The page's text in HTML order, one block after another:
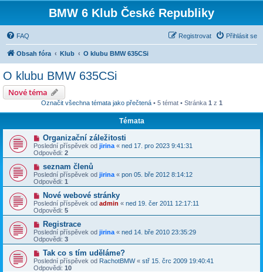
BMW 6 Klub České Republiky
FAQ Přihlásit se
Registrovat
Obsah fóra Klub O klubu BMW 635CSi
O klubu BMW 635CSi
Nové téma
Označit všechna témata jako přečtená• 5 témat • Stránka 1 z 1
Témata
Organizační záležitosti
Poslední příspěvek od jirina « ned 17. pro 2023 9:41:31
Odpovědi: 2
seznam členů
Poslední příspěvek od jirina « pon 05. bře 2012 8:14:12
Odpovědi: 1
Nové webové stránky
Poslední příspěvek od admin « ned 19. čer 2011 12:17:11
Odpovědi: 5
Registrace
Poslední příspěvek od jirina « ned 14. bře 2010 23:35:29
Odpovědi: 3
Tak co s tím uděláme?
Poslední příspěvek od RachotBMW« stř 15. črc 2009 19:40:41
Odpovědi: 10